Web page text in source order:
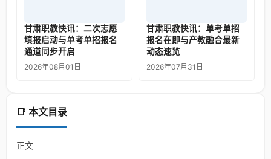
📑 本文目录
正文
甘肃职教快讯：二次志愿
填报启动与单考单招报名
通道同步开启
2026年08月01日
甘肃职教快讯：单考单招
报名在即与产教融合最新
动态速览
2026年07月31日